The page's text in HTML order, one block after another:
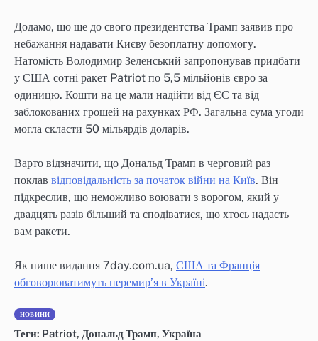
Додамо, що ще до свого президентства Трамп заявив про
небажання надавати Києву безоплатну допомогу.
Натомість Володимир Зеленський запропонував придбати
у США сотні ракет Patriot по 5,5 мільйонів євро за
одиницю. Кошти на це мали надійти від ЄС та від
заблокованих грошей на рахунках РФ. Загальна сума угоди
могла скласти 50 мільярдів доларів.
Варто відзначити, що Дональд Трамп в черговий раз
поклав відповідальність за початок війни на Київ. Він
підкреслив, що неможливо воювати з ворогом, який у
двадцять разів більший та сподіватися, що хтось надасть
вам ракети.
Як пише видання 7day.com.ua, США та Франція
обговорюватимуть перемир’я в Україні.
НОВИНИ
Теги: Patriot, Дональд Трамп, Україна